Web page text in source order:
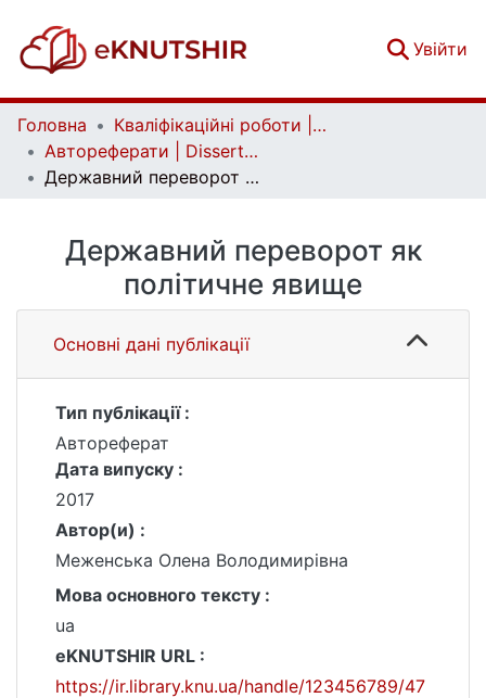
Увійти
Головна
Кваліфікаційні роботи | Qualifying works
Автореферати | Dissertation abstract
Державний переворот як політичне явище
Державний переворот як
політичне явище
Основні дані публікації
Тип публікації :
Автореферат
Дата випуску :
2017
Автор(и) :
Меженська Олена Володимирівна
Мова основного тексту :
ua
eKNUTSHIR URL :
https://ir.library.knu.ua/handle/123456789/47